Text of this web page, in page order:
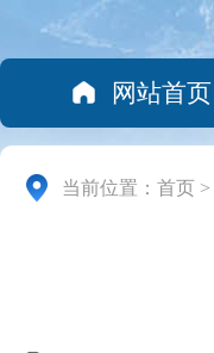
网站首页
当前位置： 首页 >